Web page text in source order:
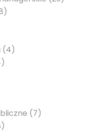
(4)
(7)